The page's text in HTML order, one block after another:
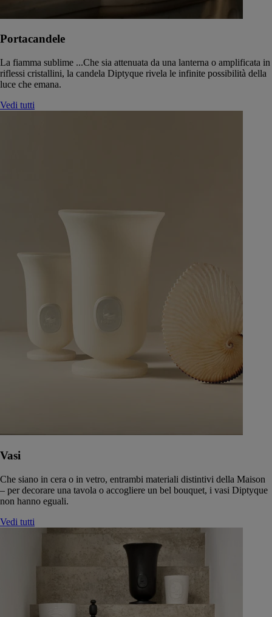
Portacandele
La fiamma sublime ...Che sia attenuata da una lanterna o amplificata in
riflessi cristallini, la candela Diptyque rivela le infinite possibilità della
luce che emana.
Vedi tutti
Vasi
Che siano in cera o in vetro, entrambi materiali distintivi della Maison
– per decorare una tavola o accogliere un bel bouquet, i vasi Diptyque
non hanno eguali.
Vedi tutti